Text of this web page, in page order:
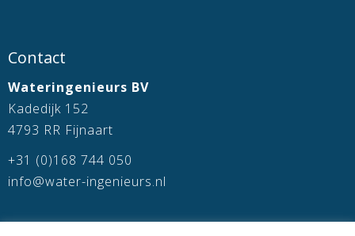
Contact
Wateringenieurs BV
Kadedijk 152
4793 RR Fijnaart
+31 (0)168 744 050
info@water-ingenieurs.nl